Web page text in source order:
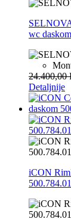
wc
24.400,00
Detaljnije
iCON